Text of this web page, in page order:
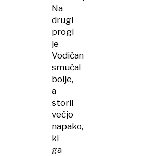
Na
drugi
progi
je
Vodičan
smučal
bolje,
a
storil
večjo
napako,
ki
ga